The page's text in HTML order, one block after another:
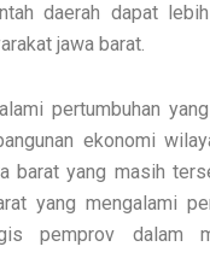
daerah dapat
jawa barat.
pertumbuhan
ekonomi
barat yang masih
yang mengalami
pemprov dalam